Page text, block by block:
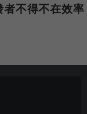
不得不在效率